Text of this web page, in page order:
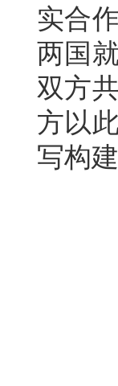
实合
两国
双方
方以
写构